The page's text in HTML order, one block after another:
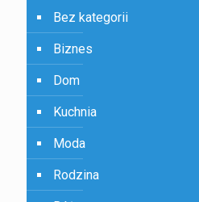
Bez kategorii
Biznes
Dom
Kuchnia
Moda
Rodzina